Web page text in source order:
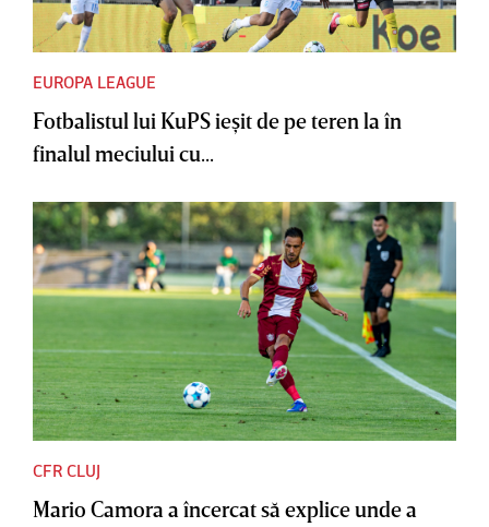
EUROPA LEAGUE
Fotbalistul lui KuPS ieşit de pe teren la în
finalul meciului cu...
CFR CLUJ
Mario Camora a încercat să explice unde a